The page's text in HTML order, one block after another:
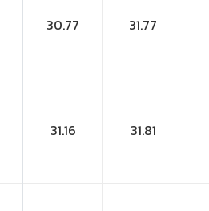
30.77 31.77
31.16 31.81